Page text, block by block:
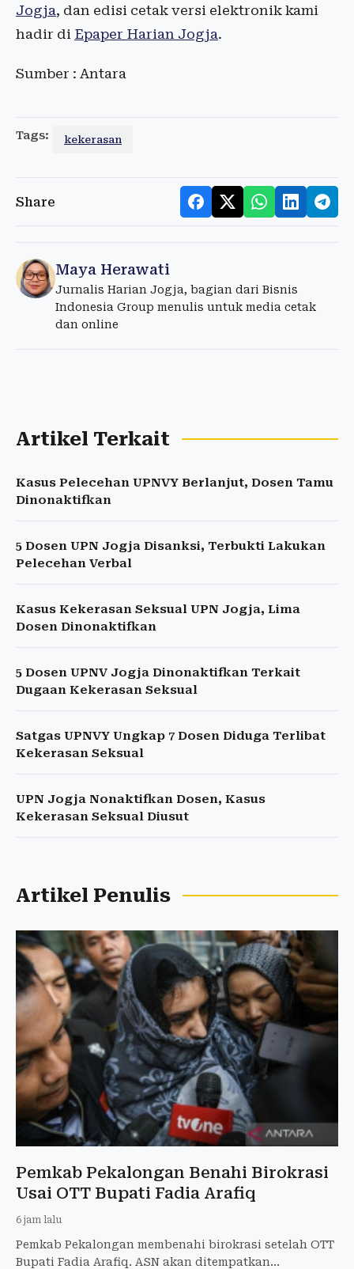
Jogja, dan edisi cetak versi elektronik kami
hadir di Epaper Harian Jogja.
Sumber : Antara
Tags: kekerasan
Share
Maya Herawati
Jurnalis Harian Jogja, bagian dari Bisnis
Indonesia Group menulis untuk media cetak
dan online
Artikel Terkait
Kasus Pelecehan UPNVY Berlanjut, Dosen Tamu
Dinonaktifkan
5 Dosen UPN Jogja Disanksi, Terbukti Lakukan
Pelecehan Verbal
Kasus Kekerasan Seksual UPN Jogja, Lima
Dosen Dinonaktifkan
5 Dosen UPNV Jogja Dinonaktifkan Terkait
Dugaan Kekerasan Seksual
Satgas UPNVY Ungkap 7 Dosen Diduga Terlibat
Kekerasan Seksual
UPN Jogja Nonaktifkan Dosen, Kasus
Kekerasan Seksual Diusut
Artikel Penulis
Pemkab Pekalongan Benahi Birokrasi
Usai OTT Bupati Fadia Arafiq
6 jam lalu
Pemkab Pekalongan membenahi birokrasi setelah OTT
Bupati Fadia Arafiq. ASN akan ditempatkan